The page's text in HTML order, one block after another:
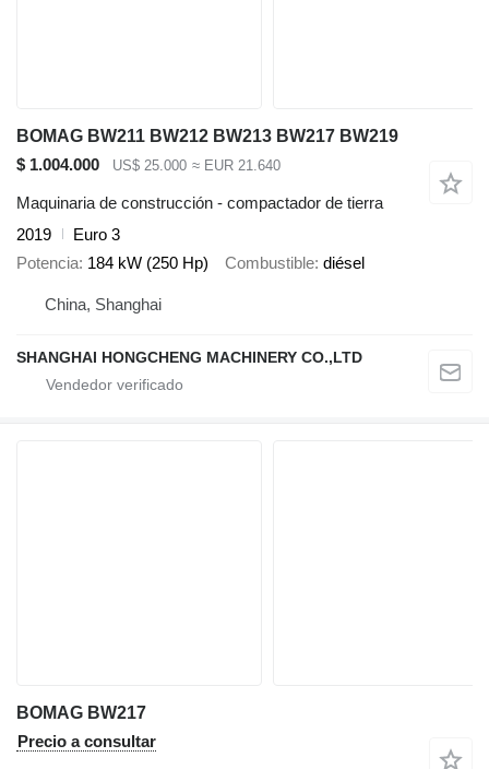
BOMAG BW211 BW212 BW213 BW217 BW219
$ 1.004.000
US$ 25.000 ≈ EUR 21.640
Maquinaria de construcción - compactador de tierra
2019
Euro 3
Potencia 184 kW (250 Hp) Combustible diésel
China, Shanghai
SHANGHAI HONGCHENG MACHINERY CO.,LTD
BOMAG BW217
Precio a consultar